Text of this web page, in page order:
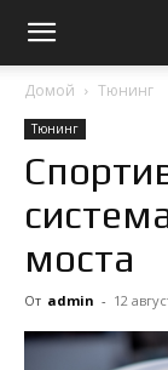
Домой Тюнинг
Тюнинг
моста
От admin - 12